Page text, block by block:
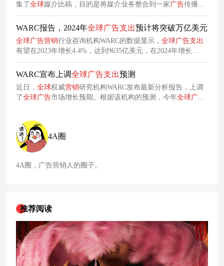
4.4
集了全球媒介比稿，目的是将媒介业务整合到一家广告传播集
团名下。 拜尔斯道夫旗下拥有包括妮维雅、优色林以及莱伯妮
等品牌。
WARC报告，2024年全球广告支出预计将突破万亿美元
全球广告营销行业咨询机构WARC的数据显示， 全球广告支出
有望在2023年增长4.4%，达到9635亿美元，在2024年增长
8.2%，超过1万亿美元，但只有五家公司将承担这一重量。
2024年将成为 支出 突破万亿美元大关的第一年。
WARC宣布上调全球广告支出预测
近日， 全球权威营销研究机构WARC发布最新分析报告，上调
了全球广告市场增长预期。根据该机构的预测，今年全球广告
苏韧性与增长潜力。
4A圈
4A圈，广告营销人的圈子。
推荐阅读